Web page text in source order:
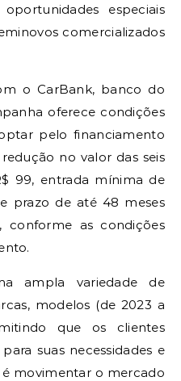
especiais
comercializados
o CarBank, banco do
oferece condições
pelo financiamento
no valor das seis
99, entrada mínima de
prazo de até 48 meses
conforme as condições
ampla variedade de
modelos (de 2023 a
que os clientes
suas necessidades e
movimentar o mercado